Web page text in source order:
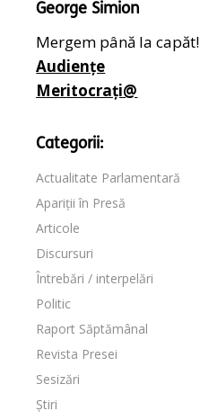
George Simion
Mergem până la capăt!
Audiențe
Meritocrați@
Categorii:
Actualitate Parlamentară
Apariții în Presă
Articole
Discursuri
Întrebări / interpelări
Politic
Raport Săptămânal
Revista Presei
Sesizări
Știri